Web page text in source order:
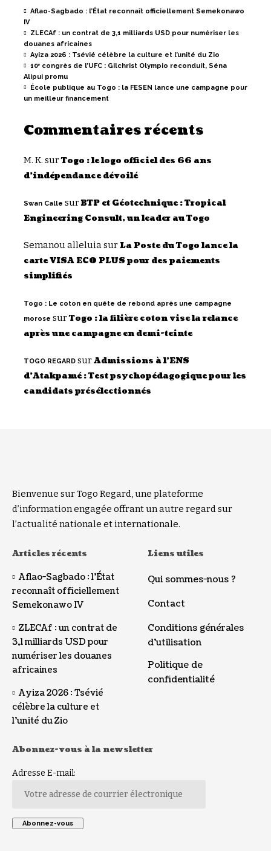
Aflao-Sagbado : l’État reconnaît officiellement Semekonawo
IV
ZLECAf : un contrat de 3,1 milliards USD pour numériser les
douanes africaines
Ayiza 2026 : Tsévié célèbre la culture et l’unité du Zio
10ᵉ congrès de l’UFC : Gilchrist Olympio reconduit, Séna
Alipui promu
École publique au Togo : la FESEN lance une campagne pour
un meilleur financement
Commentaires récents
M. K. surTogo : le logo officiel des 66 ans
d’indépendance dévoilé
Swan Calle surBTP et Géotechnique : Tropical
Engineering Consult, un leader au Togo
Semanou alleluia surLa Poste du Togo lance la
carte VISA ECO PLUS pour des paiements
simplifiés
Togo : Le coton en quête de rebond après une campagne
morose surTogo : la filière coton vise la relance
après une campagne en demi-teinte
TOGO REGARD surAdmissions à l’ENS
d’Atakpamé : Test psychopédagogique pour les
candidats présélectionnés
Bienvenue sur Togo Regard, une plateforme
d’information engagée offrant un autre regard sur
l’actualité nationale et internationale.
Articles récents
Aflao-Sagbado : l’État
reconnaît officiellement
Semekonawo IV
ZLECAf : un contrat de
3,1 milliards USD pour
numériser les douanes
africaines
Ayiza 2026 : Tsévié
célèbre la culture et
l’unité du Zio
Liens utiles
Qui sommes-nous ?
Contact
Conditions générales
d’utilisation
Politique de
confidentialité
Abonnez-vous à la newsletter
Adresse E-mail: